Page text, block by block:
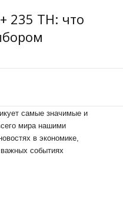
235 TH: что
самые значимые и
мира нашими
в экономике,
событиях